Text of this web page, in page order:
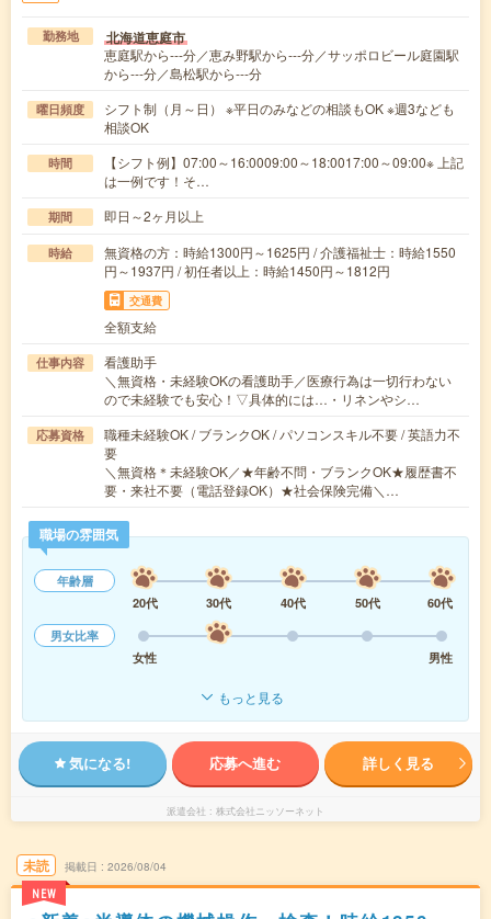
勤務地 北海道恵庭市
恵庭駅から---分／恵み野駅から---分／サッポロビール庭園駅
から---分／島松駅から---分
曜日頻度
シフト制（月～日） ※平日のみなどの相談もOK ※週3なども
相談OK
時間
【シフト例】07:00～16:0009:00～18:0017:00～09:00※ 上記
は一例です！そ…
期間 即日～2ヶ月以上
時給
無資格の方：時給1300円～1625円 / 介護福祉士：時給1550
円～1937円 / 初任者以上：時給1450円～1812円
交通費
全額支給
仕事内容
看護助手
＼無資格・未経験OKの看護助手／医療行為は一切行わない
ので未経験でも安心！▽具体的には…・リネンやシ…
応募資格
職種未経験OK / ブランクOK / パソコンスキル不要 / 英語力不
要
＼無資格＊未経験OK／★年齢不問・ブランクOK★履歴書不
要・来社不要（電話登録OK）★社会保険完備＼…
職場の雰囲気
年齢層
20代
30代 40代 50代
60代
男女比率
女性
男性
もっと見る
気になる! 応募へ進む 詳しく見る
派遣会社 株式会社ニッソーネット
未読
NEW
掲載日 2026/08/04